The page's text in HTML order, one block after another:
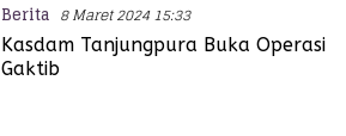
Berita 8 Maret 2024 15:33
Kasdam Tanjungpura Buka Operasi
Gaktib